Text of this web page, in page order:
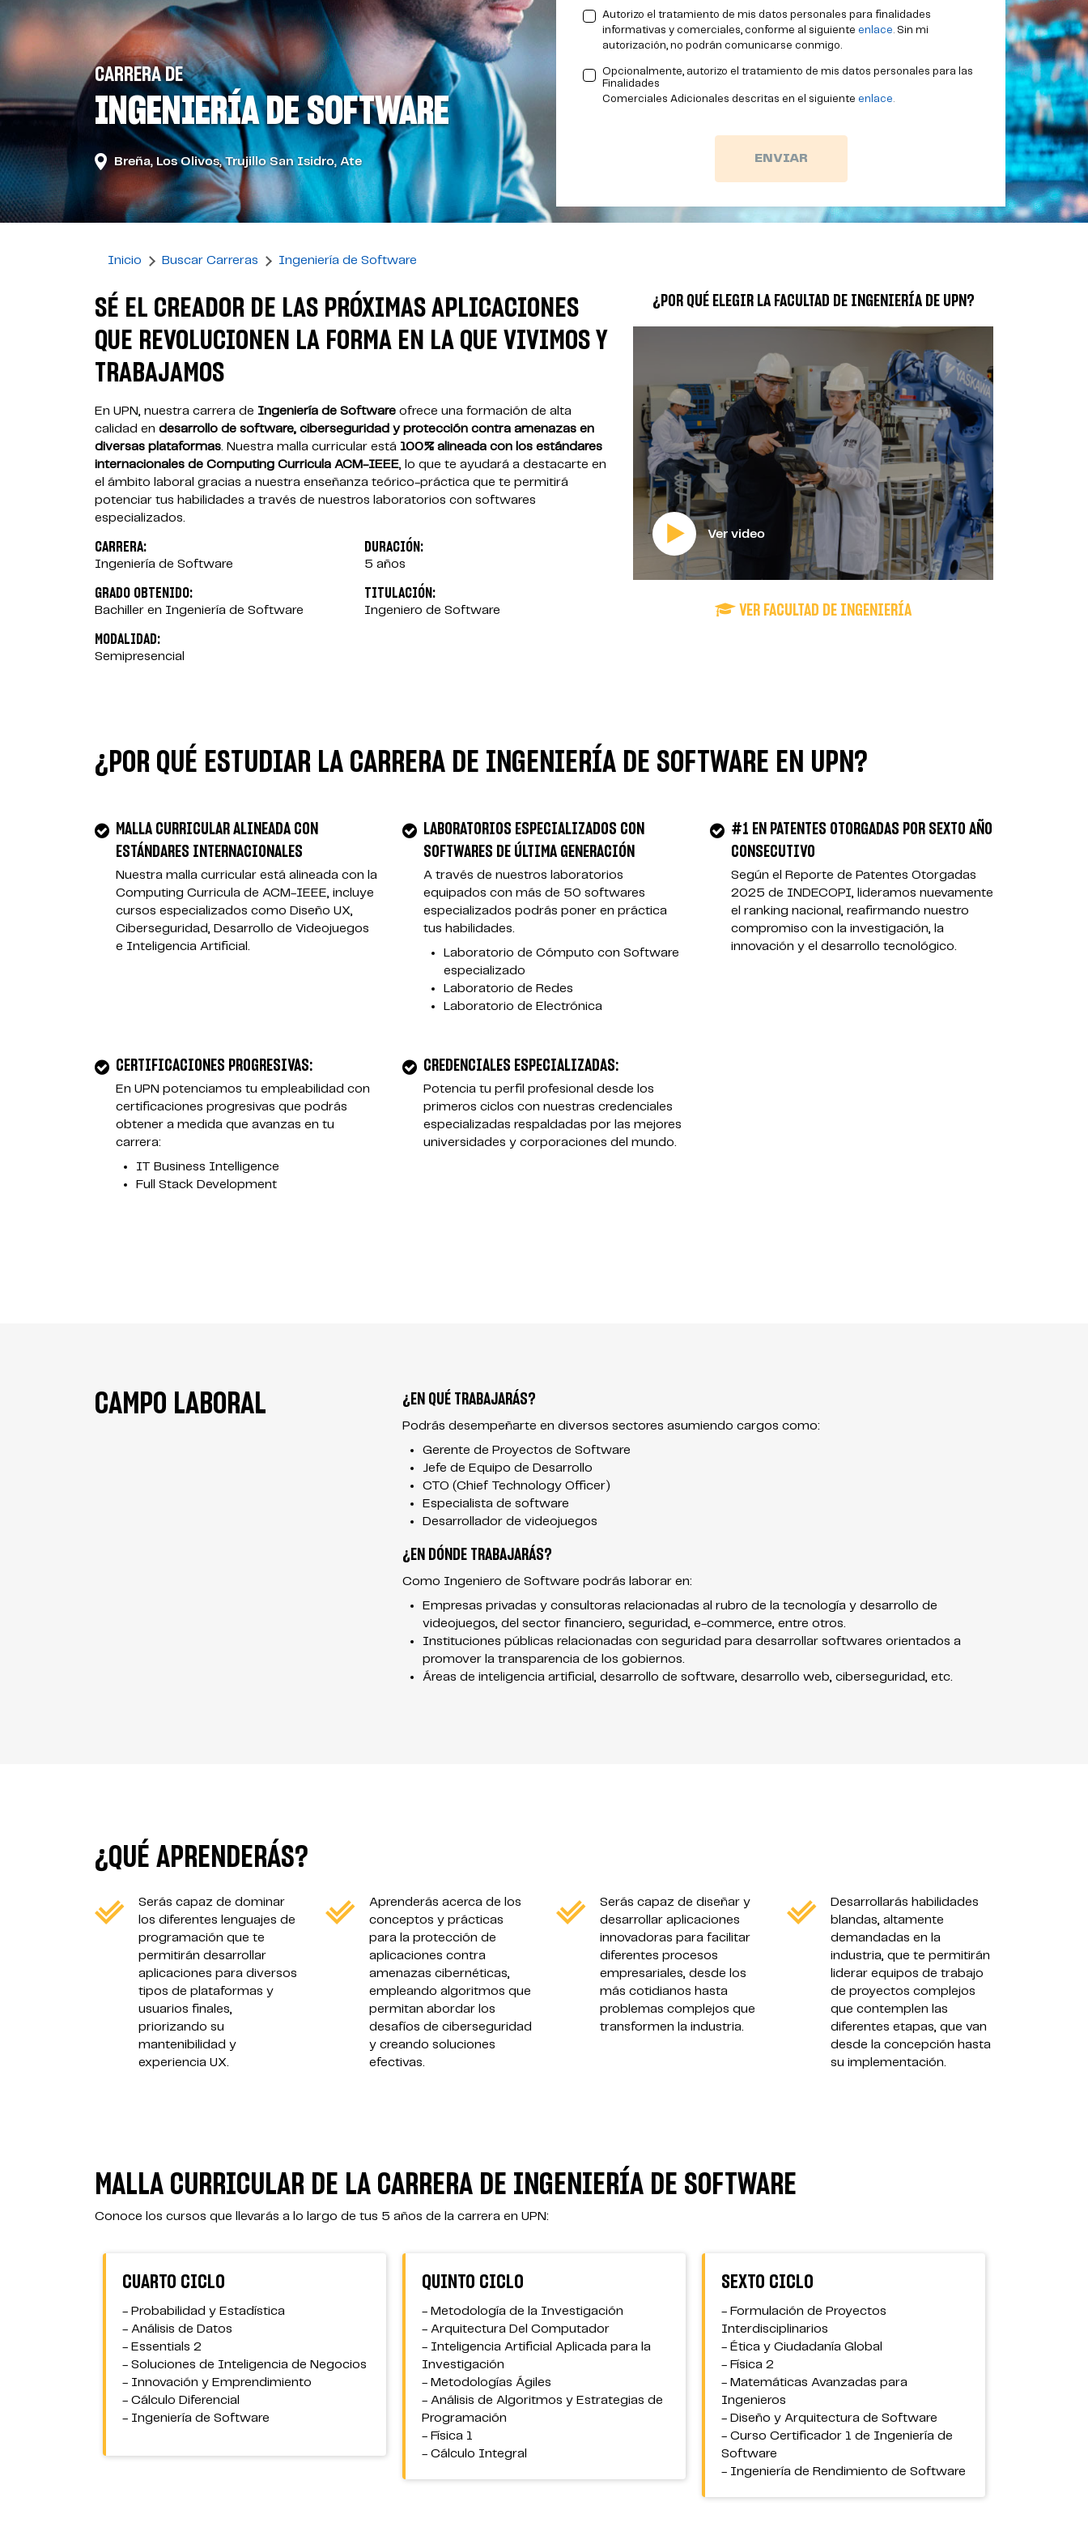
CARRERA DE
INGENIERÍA DE SOFTWARE
Breña Los Olivos Trujillo San Isidro Ate
Autorizo el tratamiento de mis datos personales para finalidades
informativas y comerciales, conforme al siguiente enlace. Sin mi
autorización, no podrán comunicarse conmigo.
Opcionalmente, autorizo el tratamiento de mis datos personales para las
Finalidades
Comerciales Adicionales descritas en el siguiente enlace.
Inicio Buscar Carreras Ingeniería de Software
SÉ EL CREADOR DE LAS PRÓXIMAS APLICACIONES
QUE REVOLUCIONEN LA FORMA EN LA QUE VIVIMOS Y
TRABAJAMOS
En UPN, nuestra carrera de Ingeniería de Software ofrece una formación de alta
calidad en desarrollo de software, ciberseguridad y protección contra amenazas en
diversas plataformas. Nuestra malla curricular está 100% alineada con los estándares
internacionales de Computing Curricula ACM-IEEE, lo que te ayudará a destacarte en
el ámbito laboral gracias a nuestra enseñanza teórico-práctica que te permitirá
potenciar tus habilidades a través de nuestros laboratorios con softwares
especializados.
CARRERA:
Ingeniería de Software
GRADO OBTENIDO:
Bachiller en Ingeniería de Software
DURACIÓN:
5 años
TITULACIÓN:
Ingeniero de Software
MODALIDAD:
Semipresencial
¿POR QUÉ ELEGIR LA FACULTAD DE INGENIERÍA DE UPN?
VER FACULTAD DE INGENIERÍA
¿POR QUÉ ESTUDIAR LA CARRERA DE INGENIERÍA DE SOFTWARE EN UPN?
MALLA CURRICULAR ALINEADA CON
ESTÁNDARES INTERNACIONALES
Nuestra malla curricular está alineada con la
Computing Curricula de ACM-IEEE, incluye
cursos especializados como Diseño UX,
Ciberseguridad, Desarrollo de Videojuegos
e Inteligencia Artificial.
LABORATORIOS ESPECIALIZADOS CON
SOFTWARES DE ÚLTIMA GENERACIÓN
A través de nuestros laboratorios
equipados con más de 50 softwares
especializados podrás poner en práctica
tus habilidades.
Laboratorio de Cómputo con Software
especializado
Laboratorio de Redes
Laboratorio de Electrónica
#1 EN PATENTES OTORGADAS POR SEXTO AÑO
CONSECUTIVO
Según el Reporte de Patentes Otorgadas
2025 de INDECOPI, lideramos nuevamente
el ranking nacional, reafirmando nuestro
compromiso con la investigación, la
innovación y el desarrollo tecnológico.
CERTIFICACIONES PROGRESIVAS:
En UPN potenciamos tu empleabilidad con
certificaciones progresivas que podrás
obtener a medida que avanzas en tu
carrera:
IT Business Intelligence
Full Stack Development
CREDENCIALES ESPECIALIZADAS:
Potencia tu perfil profesional desde los
primeros ciclos con nuestras credenciales
especializadas respaldadas por las mejores
universidades y corporaciones del mundo.
CAMPO LABORAL ¿EN QUÉ TRABAJARÁS?
Podrás desempeñarte en diversos sectores asumiendo cargos como:
Gerente de Proyectos de Software
Jefe de Equipo de Desarrollo
CTO (Chief Technology Officer)
Especialista de software
Desarrollador de videojuegos
¿EN DÓNDE TRABAJARÁS?
Como Ingeniero de Software podrás laborar en:
Empresas privadas y consultoras relacionadas al rubro de la tecnología y desarrollo de
videojuegos, del sector financiero, seguridad, e-commerce, entre otros.
Instituciones públicas relacionadas con seguridad para desarrollar softwares orientados a
promover la transparencia de los gobiernos.
Áreas de inteligencia artificial, desarrollo de software, desarrollo web, ciberseguridad, etc.
¿QUÉ APRENDERÁS?
Serás capaz de dominar
los diferentes lenguajes de
programación que te
permitirán desarrollar
aplicaciones para diversos
tipos de plataformas y
usuarios finales,
priorizando su
mantenibilidad y
experiencia UX.
Aprenderás acerca de los
conceptos y prácticas
para la protección de
aplicaciones contra
amenazas cibernéticas,
empleando algoritmos que
permitan abordar los
desafíos de ciberseguridad
y creando soluciones
efectivas.
Serás capaz de diseñar y
desarrollar aplicaciones
innovadoras para facilitar
diferentes procesos
empresariales, desde los
más cotidianos hasta
problemas complejos que
transformen la industria.
Desarrollarás habilidades
blandas, altamente
demandadas en la
industria, que te permitirán
liderar equipos de trabajo
de proyectos complejos
que contemplen las
diferentes etapas, que van
desde la concepción hasta
su implementación.
MALLA CURRICULAR DE LA CARRERA DE INGENIERÍA DE SOFTWARE
Conoce los cursos que llevarás a lo largo de tus 5 años de la carrera en UPN:
CUARTO CICLO
- Probabilidad y Estadística
- Análisis de Datos
- Essentials 2
- Soluciones de Inteligencia de Negocios
- Innovación y Emprendimiento
- Cálculo Diferencial
- Ingeniería de Software
QUINTO CICLO
- Metodología de la Investigación
- Arquitectura Del Computador
- Inteligencia Artificial Aplicada para la
Investigación
- Metodologías Ágiles
- Análisis de Algoritmos y Estrategias de
Programación
- Física 1
- Cálculo Integral
SEXTO CICLO
- Formulación de Proyectos
Interdisciplinarios
- Ética y Ciudadanía Global
- Física 2
- Matemáticas Avanzadas para
Ingenieros
- Diseño y Arquitectura de Software
- Curso Certificador 1 de Ingeniería de
Software
- Ingeniería de Rendimiento de Software